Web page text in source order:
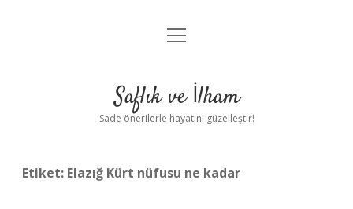
Anasayfa
Yasal Uyarı
menüyü
Saflık ve İlham
Sade önerilerle hayatını güzelleştir!
Etiket: Elazığ Kürt nüfusu ne kadar